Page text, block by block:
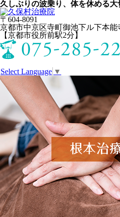
久しぶりの波乗り、体を休める大
〒604-8091
京都市中京区寺町御池下ル下本能
【京都市役所前駅2分】
Select Language ▼